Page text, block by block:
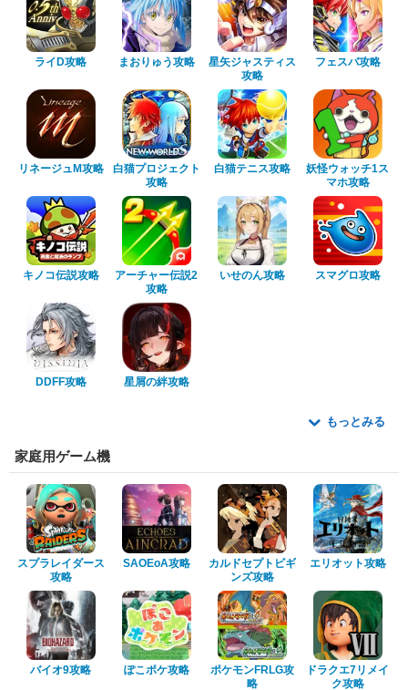
ライD攻略 まおりゅう攻略
星矢ジャスティス
攻略
フェスバ攻略
リネージュM攻略
白猫プロジェクト
攻略
白猫テニス攻略
妖怪ウォッチ1ス
マホ攻略
キノコ伝説攻略
アーチャー伝説2
攻略
いせのん攻略 スマグロ攻略
DDFF攻略 星屑の絆攻略
もっとみる
家庭用ゲーム機
スプラレイダース
攻略
SAOEoA攻略
カルドセプトビギ
ンズ攻略
エリオット攻略
バイオ9攻略 ぽこポケ攻略
ポケモンFRLG攻
略
ドラクエ7リメイ
ク攻略